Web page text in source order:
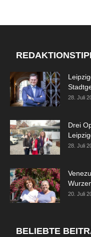
28. Juli
Drei
28. Juli
20. Juli
BELIEBTE